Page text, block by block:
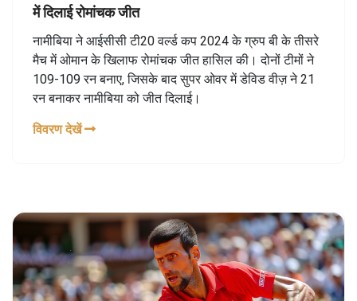
में दिलाई रोमांचक जीत
नामीबिया ने आईसीसी टी20 वर्ल्ड कप 2024 के ग्रुप बी के तीसरे
मैच में ओमान के खिलाफ रोमांचक जीत हासिल की। दोनों टीमों ने
109-109 रन बनाए, जिसके बाद सुपर ओवर में डेविड वीज़ ने 21
रन बनाकर नामीबिया को जीत दिलाई।
विवरण देखें